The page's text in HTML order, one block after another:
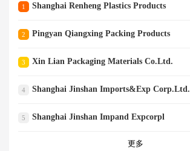
1 Shanghai Renheng Plastics Products
2 Pingyan Qiangxing Packing Products
3 Xin Lian Packaging Materials Co.ltd.
4 Shanghai Jinshan Imports&exp Corp.ltd.
5 Shanghai Jinshan Impand Expcorpl
更多